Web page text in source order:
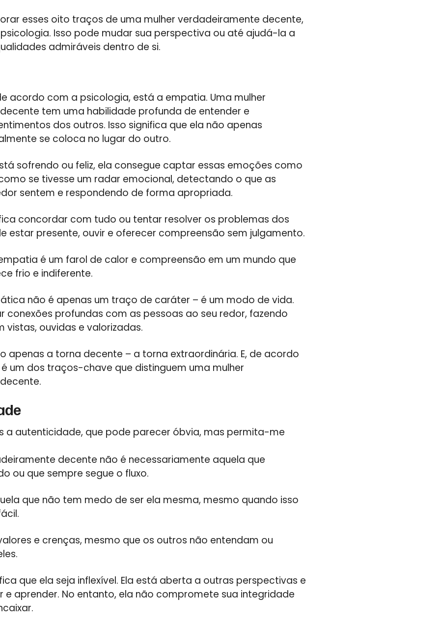
esses oito traços de uma mulher verdadeiramente decente,
Isso pode mudar sua perspectiva ou até ajudá-la a
admiráveis dentro de si.
acordo com a psicologia, está a empatia. Uma mulher
tem uma habilidade profunda de entender e
dos outros. Isso significa que ela não apenas
se coloca no lugar do outro.
sofrendo ou feliz, ela consegue captar essas emoções como
se tivesse um radar emocional, detectando o que as
sentem e respondendo de forma apropriada.
concordar com tudo ou tentar resolver os problemas dos
estar presente, ouvir e oferecer compreensão sem julgamento.
é um farol de calor e compreensão em um mundo que
frio e indiferente.
não é apenas um traço de caráter – é um modo de vida.
conexões profundas com as pessoas ao seu redor, fazendo
vistas, ouvidas e valorizadas.
apenas a torna decente – a torna extraordinária. E, de acordo
um dos traços-chave que distinguem uma mulher
a autenticidade, que pode parecer óbvia, mas permita-me
decente não é necessariamente aquela que
ou que sempre segue o fluxo.
que não tem medo de ser ela mesma, mesmo quando isso
e crenças, mesmo que os outros não entendam ou
que ela seja inflexível. Ela está aberta a outras perspectivas e
e aprender. No entanto, ela não compromete sua integridade